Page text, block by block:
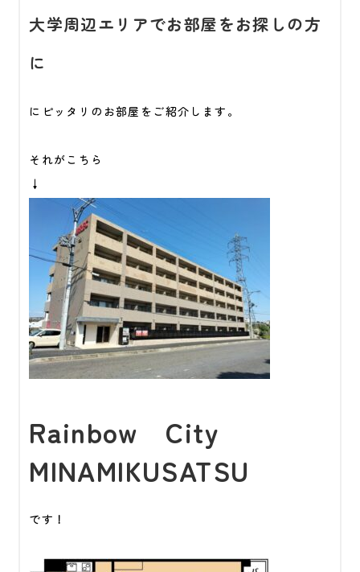
大学周辺エリアでお部屋をお探しの方
に
にピッタリのお部屋をご紹介します。
それがこちら
↓
Rainbow City
MINAMIKUSATSU
です！